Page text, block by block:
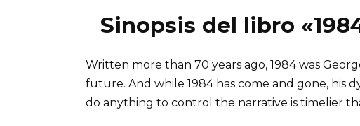
Sinopsis del libro
Written more than 70 years ago, 1984 was
future. And while 1984 has come and gone, his
do anything to control the narrative is timelier